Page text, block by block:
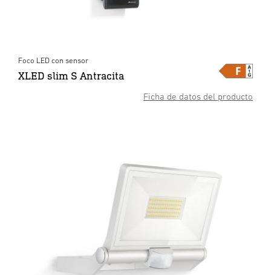
Ficha de datos del producto
Foco LED con sensor
XLED slim S Antracita